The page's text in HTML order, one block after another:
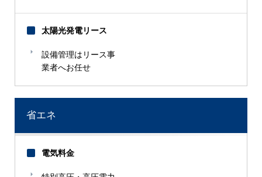
太陽光発電リース
設備管理はリース事
業者へお任せ
省エネ
電気料金